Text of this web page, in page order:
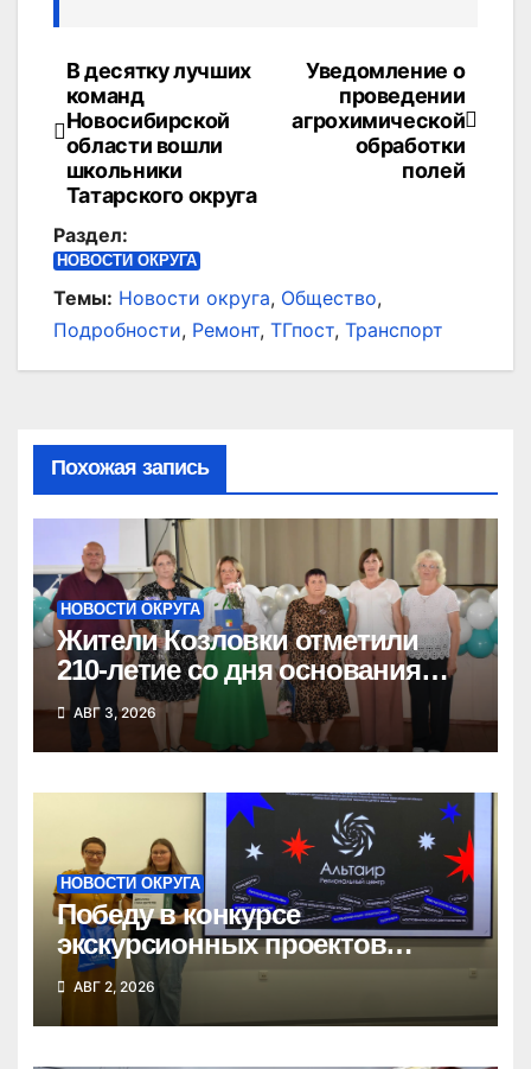
Навигация
по
записям
Уведомление о
проведении
агрохимической
обработки
полей
В десятку лучших
команд
Новосибирской
области вошли
школьники
Татарского округа
Раздел:
НОВОСТИ ОКРУГА
Темы: Новости округа, Общество,
Подробности, Ремонт, ТГпост, Транспорт
Похожая запись
НОВОСТИ ОКРУГА
Жители Козловки отметили
210-летие со дня основания
села
АВГ 3, 2026
НОВОСТИ ОКРУГА
Победу в конкурсе
экскурсионных проектов
одержала школьница из
Татарска
АВГ 2, 2026